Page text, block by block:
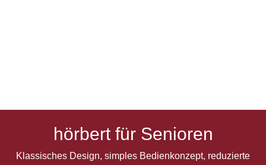
hörbert für Senioren
Klassisches Design, simples Bedienkonzept, reduzierte